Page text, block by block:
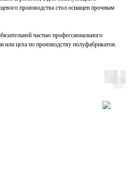
производства стол оснащен прочным
частью профессионального
или цеха по производству полуфабрикатов.